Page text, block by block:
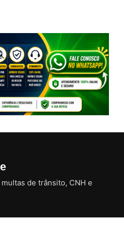
de trânsito, CNH e
ATIVAR O SOM